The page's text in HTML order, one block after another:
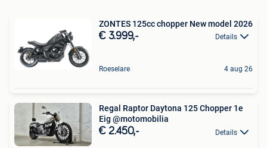
ZONTES 125cc chopper New model 2026
€ 3.999,- Details
Roeselare 4 aug 26
Regal Raptor Daytona 125 Chopper 1e
Eig @motomobilia
€ 2.450,- Details